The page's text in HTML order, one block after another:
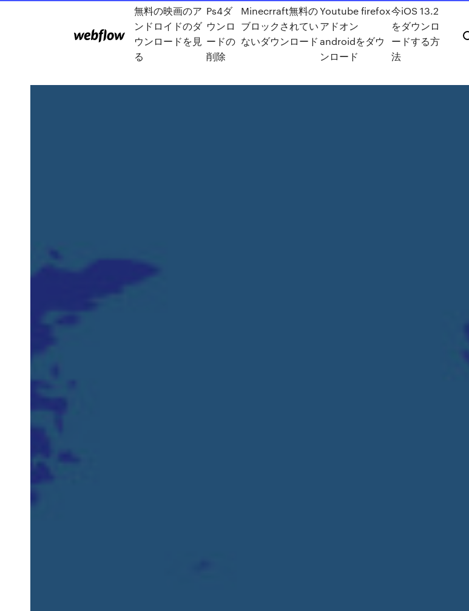
無料の映画のア
ンドロイドのダ
ウンロードを見
る
Ps4ダ
ウンロ
ードの
削除
Minecrraft無料の
ブロックされてい
ないダウンロード
Youtube firefox
アドオン
androidをダウ
ンロード
今iOS 13.2
をダウンロ
ードする方
法